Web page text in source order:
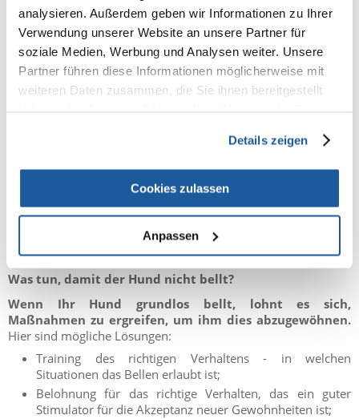
analysieren. Außerdem geben wir Informationen zu Ihrer
Verwendung unserer Website an unsere Partner für
soziale Medien, Werbung und Analysen weiter. Unsere
Partner führen diese Informationen möglicherweise mit
weiteren Daten zusammen, die Sie ihnen bereitgestellt
Details zeigen
Cookies zulassen
Anpassen
Was tun, damit der Hund nicht bellt?
Wenn Ihr Hund grundlos bellt, lohnt es sich,
Maßnahmen zu ergreifen, um ihm dies abzugewöhnen.
Hier sind mögliche Lösungen:
Training des richtigen Verhaltens - in welchen
Situationen das Bellen erlaubt ist;
Belohnung für das richtige Verhalten, das ein guter
Stimulator für die Akzeptanz neuer Gewohnheiten ist;